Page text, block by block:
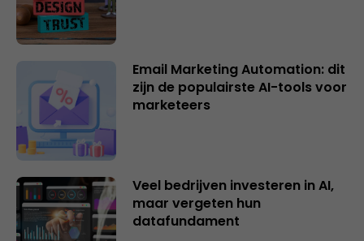
Email Marketing Automation: dit
zijn de populairste AI-tools voor
marketeers
Veel bedrijven investeren in AI,
maar vergeten hun
datafundament